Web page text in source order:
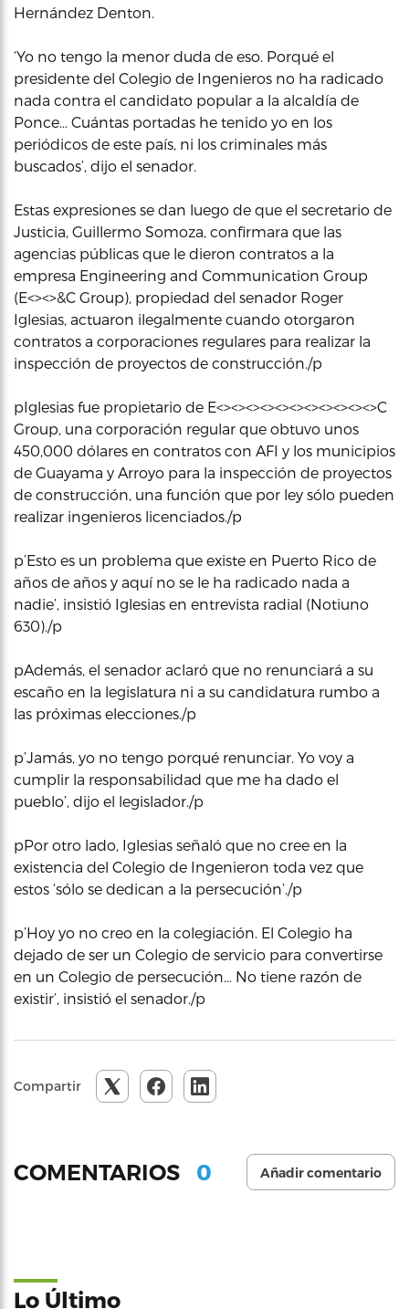
Hernández Denton.
‘Yo no tengo la menor duda de eso. Porqué el
presidente del Colegio de Ingenieros no ha radicado
nada contra el candidato popular a la alcaldía de
Ponce… Cuántas portadas he tenido yo en los
periódicos de este país, ni los criminales más
buscados’, dijo el senador.
Estas expresiones se dan luego de que el secretario de
Justicia, Guillermo Somoza, confirmara que las
agencias públicas que le dieron contratos a la
empresa Engineering and Communication Group
(E<><>&C Group), propiedad del senador Roger
Iglesias, actuaron ilegalmente cuando otorgaron
contratos a corporaciones regulares para realizar la
inspección de proyectos de construcción./p
pIglesias fue propietario de E<><><><><><><><><><><>C
Group, una corporación regular que obtuvo unos
450,000 dólares en contratos con AFI y los municipios
de Guayama y Arroyo para la inspección de proyectos
de construcción, una función que por ley sólo pueden
realizar ingenieros licenciados./p
p’Esto es un problema que existe en Puerto Rico de
años de años y aquí no se le ha radicado nada a
nadie’, insistió Iglesias en entrevista radial (Notiuno
630)./p
pAdemás, el senador aclaró que no renunciará a su
escaño en la legislatura ni a su candidatura rumbo a
las próximas elecciones./p
p’Jamás, yo no tengo porqué renunciar. Yo voy a
cumplir la responsabilidad que me ha dado el
pueblo’, dijo el legislador./p
pPor otro lado, Iglesias señaló que no cree en la
existencia del Colegio de Ingenieron toda vez que
estos ‘sólo se dedican a la persecución’./p
p’Hoy yo no creo en la colegiación. El Colegio ha
dejado de ser un Colegio de servicio para convertirse
en un Colegio de persecución… No tiene razón de
existir’, insistió el senador./p
Compartir
COMENTARIOS 0 Añadir comentario
Lo Último